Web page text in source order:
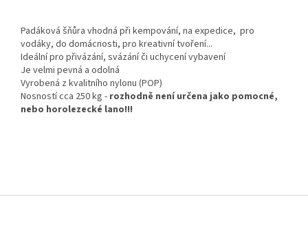
Padáková šňůra vhodná při kempování, na expedice, pro
vodáky, do domácnosti, pro kreativní tvoření...
Ideální pro přivázání, svázání či uchycení vybavení
Je velmi pevná a odolná
Vyrobená z kvalitního nylonu (POP)
Nosností cca 250 kg - rozhodně není určena jako pomocné,
nebo horolezecké lano!!!